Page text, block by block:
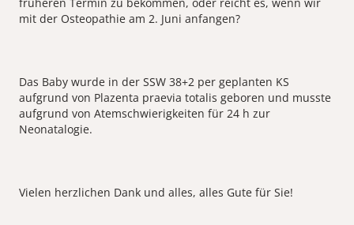
mit der Osteopathie am 2. Juni anfangen?
Das Baby wurde in der SSW 38+2 per geplanten KS
aufgrund von Plazenta praevia totalis geboren und musste
aufgrund von Atemschwierigkeiten für 24 h zur
Neonatalogie.
Vielen herzlichen Dank und alles, alles Gute für Sie!